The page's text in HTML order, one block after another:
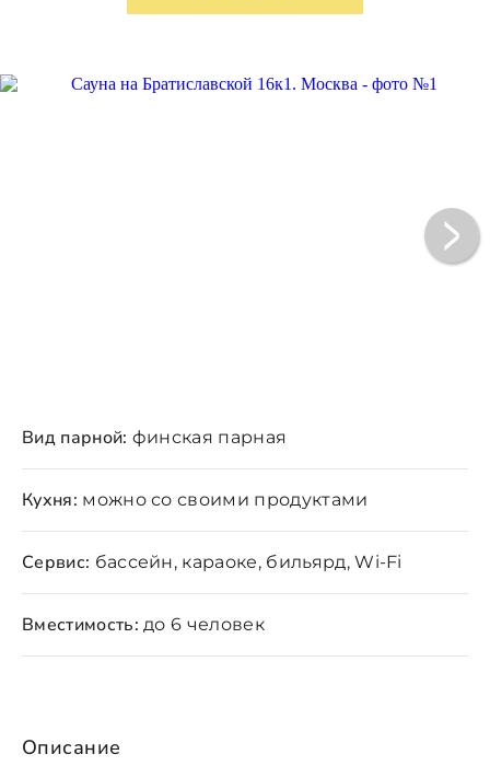
Описание
Вид парной: финская парная
Кухня: можно со своими продуктами
Сервис: бассейн, караоке, бильярд, Wi-Fi
Вместимость: до 6 человек